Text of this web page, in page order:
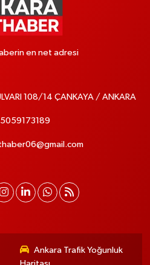
en net adresi
108/14 ÇANKAYA / ANKARA
Ankara Trafik Yoğunluk
Haritası